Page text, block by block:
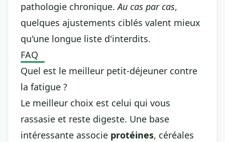
pathologie chronique.Au cas par cas,
quelques ajustements ciblés valent mieux
qu'une longue liste d'interdits.
FAQ
Quel est le meilleur petit-déjeuner contre
la fatigue ?
Le meilleur choix est celui qui vous
rassasie et reste digeste. Une base
intéressante associe protéines, céréales